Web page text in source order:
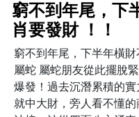
窮不到年尾，下
肖要發財 ！！
窮不到年尾，下半年橫
屬蛇 屬蛇朋友從此擺脫
爆發！過去沉潛累積的
就中大財，旁人看不懂